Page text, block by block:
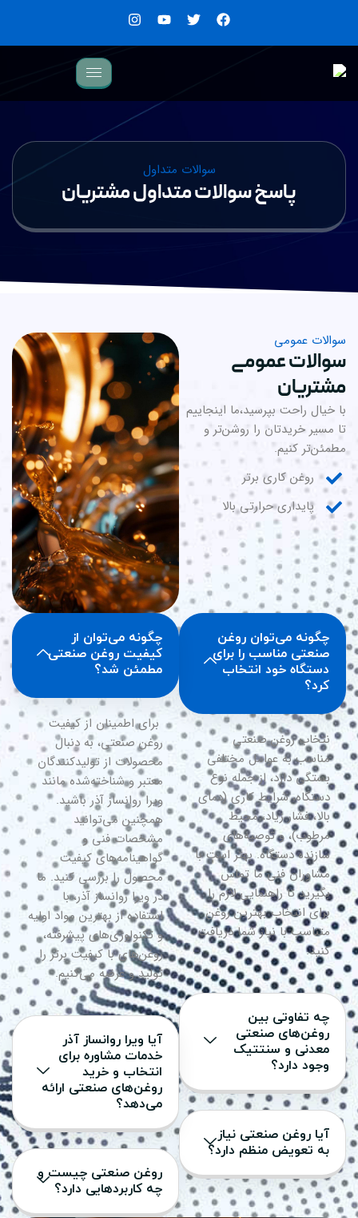
سوالات متداول
پاسخ سوالات متداول مشتریان
عمومی
عمومی
خیال راحت بپرسید،ما اینجاییم
مسیر خریدتان را روشن‌تر و
کنیم.
روغن کاری برتر
پایداری حرارتی بالا
چگونه می‌توان روغن
صنعتی مناسب را برای
دستگاه خود انتخاب
کرد؟
نتخاب روغن صنعتی
مناسب به عوامل مختلفی
بستگی دارد، از جمله نوع
دستگاه، شرایط کاری (دمای
بالا، فشار زیاد، محیط
مرطوب)، و توصیه‌های
سازنده دستگاه. بهتر است با
مشاوران فنی ما تماس
بگیرید تا راهنمایی لازم را
برای انتخاب بهترین روغن
متناسب با نیاز شما دریافت
کنید.
چه تفاوتی بین
روغن‌های صنعتی
معدنی و سنتتیک
وجود دارد؟
آیا روغن صنعتی نیاز
به تعویض منظم دارد؟
چگونه می‌توان از
کیفیت روغن صنعتی
مطمئن شد؟
برای اطمینان از کیفیت
روغن صنعتی، به دنبال
محصولات از تولیدکنندگان
معتبر و شناخته‌شده مانند
ویرا روانساز آذر باشید.
همچنین می‌توانید
مشخصات فنی و
گواهینامه‌های کیفیت
محصول را بررسی کنید. ما
در ویرا روانساز آذر، با
استفاده از بهترین مواد اولیه
و تکنولوژی‌های پیشرفته،
روغن‌های با کیفیت برتر را
تولید و عرضه می‌کنیم.
آیا ویرا روانساز آذر
خدمات مشاوره برای
انتخاب و خرید
روغن‌های صنعتی ارائه
می‌دهد؟
روغن صنعتی چیست و
چه کاربردهایی دارد؟